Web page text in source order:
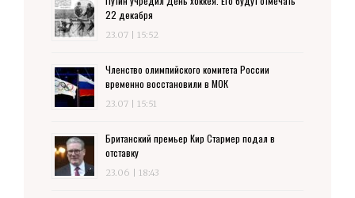
22 декабря
23.07 | 15:52
Членство олимпийского комитета России
временно восстановили в МОК
23.07 | 15:51
Британский премьер Кир Стармер подал в
отставку
23.06 | 18:43